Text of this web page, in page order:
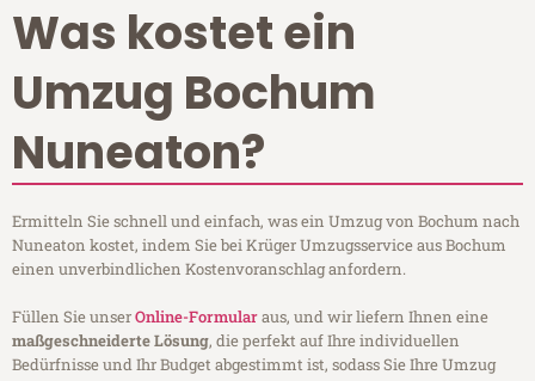
Was kostet ein
Umzug Bochum
Nuneaton?
Ermitteln Sie schnell und einfach, was ein Umzug von Bochum nach
Nuneaton kostet, indem Sie bei Krüger Umzugsservice aus Bochum
einen unverbindlichen Kostenvoranschlag anfordern.
Füllen Sie unserOnline-Formularaus, und wir liefern Ihnen eine
maßgeschneiderte Lösung, die perfekt auf Ihre individuellen
Bedürfnisse und Ihr Budget abgestimmt ist, sodass Sie Ihre Umzug